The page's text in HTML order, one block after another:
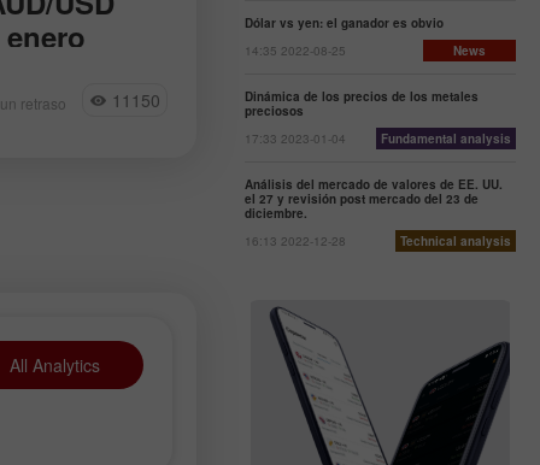
euro hoy puede
seguro
al mercado de
retraso
11150
All Analytics
Dólar vs yen: el ganador es obvio
14:35 2022-08-25
News
Dinámica de los precios de los metales
preciosos
17:33 2023-01-04
Fundamental analysis
Análisis del mercado de valores de EE. UU.
el 27 y revisión post mercado del 23 de
diciembre.
16:13 2022-12-28
Technical analysis